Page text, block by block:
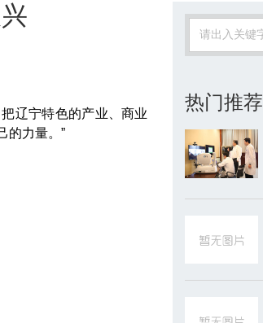
辽宁特色的产业、商业
的力量。”
热门推荐